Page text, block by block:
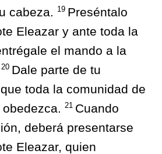
cabeza.
19 Preséntalo
Eleazar y ante toda la
el mando a la
20 Dale parte de tu
toda la comunidad de
21 Cuando
deberá presentarse
Eleazar, quien